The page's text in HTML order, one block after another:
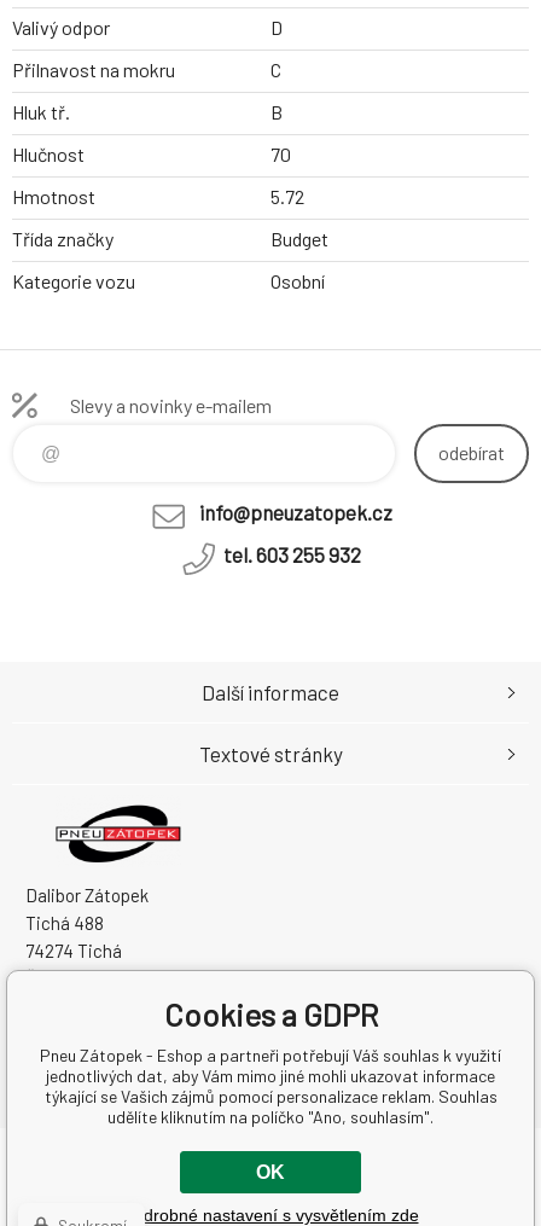
Valivý odpor
D
Přilnavost na mokru
C
Hluk tř.
B
Hlučnost
70
Hmotnost
5.72
Třída značky
Budget
Kategorie vozu
Osobní
Slevy a novinky e-mailem
odebírat
info@pneuzatopek.cz
tel. 603 255 932
Dalibor Zátopek
Tichá 488
74274 Tichá
Česká Republika
DIČ: CZ7504094994
Další informace
Textové stránky
Copyright © 2026 Dalibor Zátopek
Všechna práva vyhrazena.
Cookies a GDPR
Pneu Zátopek - Eshop a partneři potřebují Váš souhlas k využití
jednotlivých dat, aby Vám mimo jiné mohli ukazovat informace
týkající se Vašich zájmů pomocí personalizace reklam. Souhlas
udělíte kliknutím na políčko "Ano, souhlasím".
OK
Podrobné nastavení s vysvětlením zde